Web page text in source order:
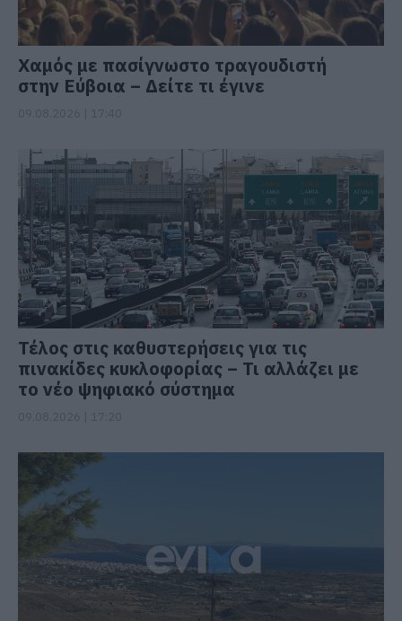
Χαμός με πασίγνωστο τραγουδιστή
στην Εύβοια – Δείτε τι έγινε
Τέλος στις καθυστερήσεις για τις
πινακίδες κυκλοφορίας – Τι αλλάζει με
το νέο ψηφιακό σύστημα